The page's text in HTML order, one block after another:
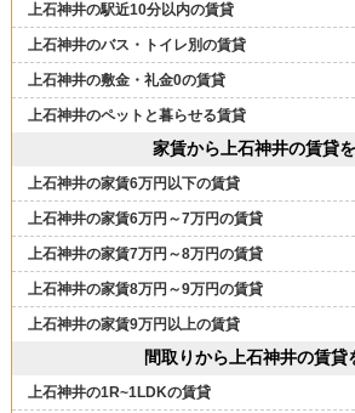
上石神井の駅近10分以内の賃貸
上石神井のバス・トイレ別の賃貸
上石神井の敷金・礼金0の賃貸
上石神井のペットと暮らせる賃貸
家賃から上石神井の賃貸
上石神井の家賃6万円以下の賃貸
上石神井の家賃6万円～7万円の賃貸
上石神井の家賃7万円～8万円の賃貸
上石神井の家賃8万円～9万円の賃貸
上石神井の家賃9万円以上の賃貸
間取りから上石神井の賃貸
上石神井の1R~1LDKの賃貸